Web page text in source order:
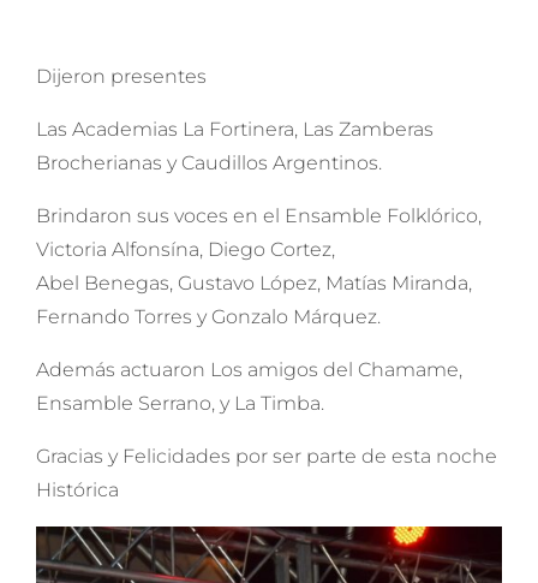
Dijeron presentes
Las Academias La Fortinera, Las Zamberas
Brocherianas y Caudillos Argentinos.
Brindaron sus voces en el Ensamble Folklórico,
Victoria Alfonsína, Diego Cortez,
Abel Benegas, Gustavo López, Matías Miranda,
Fernando Torres y Gonzalo Márquez.
Además actuaron Los amigos del Chamame,
Ensamble Serrano, y La Timba.
Gracias y Felicidades por ser parte de esta noche
Histórica